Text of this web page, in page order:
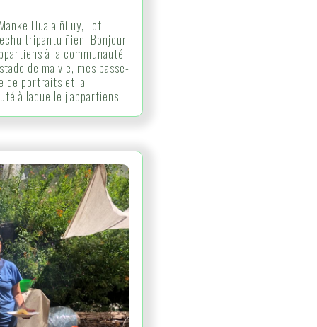
Huala ñi üy, Lof
tripantu ñien. Bonjour
à la communauté
de ma vie, mes passe-
de portraits et la
à laquelle j’appartiens.